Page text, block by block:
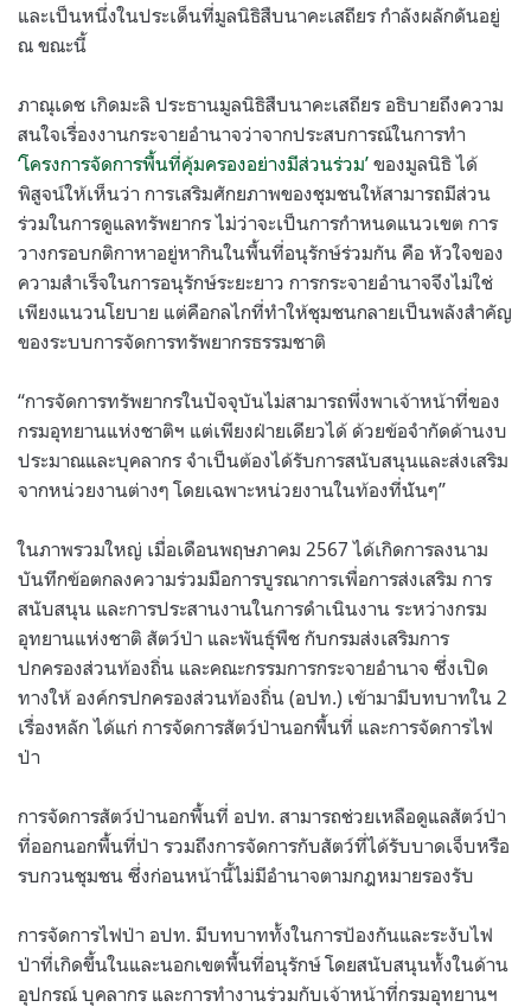
และเป็นหนึ่งในประเด็นที่มูลนิธิสืบนาคะเสถียร กำลังผลักดันอยู่
ณ ขณะนี้
ภาณุเดช เกิดมะลิ ประธานมูลนิธิสืบนาคะเสถียร อธิบายถึงความ
สนใจเรื่องงานกระจายอำนาจว่าจากประสบการณ์ในการทำ
‘โครงการจัดการพื้นที่คุ้มครองอย่างมีส่วนร่วม’ ของมูลนิธิ ได้
พิสูจน์ให้เห็นว่า การเสริมศักยภาพของชุมชนให้สามารถมีส่วน
ร่วมในการดูแลทรัพยากร ไม่ว่าจะเป็นการกำหนดแนวเขต การ
วางกรอบกติกาหาอยู่หากินในพื้นที่อนุรักษ์ร่วมกัน คือ หัวใจของ
ความสำเร็จในการอนุรักษ์ระยะยาว การกระจายอำนาจจึงไม่ใช่
เพียงแนวนโยบาย แต่คือกลไกที่ทำให้ชุมชนกลายเป็นพลังสำคัญ
ของระบบการจัดการทรัพยากรธรรมชาติ
“การจัดการทรัพยากรในปัจจุบันไม่สามารถพึ่งพาเจ้าหน้าที่ของ
กรมอุทยานแห่งชาติฯ แต่เพียงฝ่ายเดียวได้ ด้วยข้อจำกัดด้านงบ
ประมาณและบุคลากร จำเป็นต้องได้รับการสนับสนุนและส่งเสริม
จากหน่วยงานต่างๆ โดยเฉพาะหน่วยงานในท้องที่น้ันๆ”
ในภาพรวมใหญ่ เมื่อเดือนพฤษภาคม 2567 ได้เกิดการลงนาม
บันทึกข้อตกลงความร่วมมือการบูรณาการเพื่อการส่งเสริม การ
สนับสนุน และการประสานงานในการดำเนินงาน ระหว่างกรม
อุทยานแห่งชาติ สัตว์ป่า และพันธุ์พืช กับกรมส่งเสริมการ
ปกครองส่วนท้องถิ่น และคณะกรรมการกระจายอำนาจ ซึ่งเปิด
ทางให้ องค์กรปกครองส่วนท้องถิ่น (อปท.) เข้ามามีบทบาทใน 2
เรื่องหลัก ได้แก่ การจัดการสัตว์ป่านอกพื้นที่ และการจัดการไฟ
ป่า
การจัดการสัตว์ป่านอกพื้นที่ อปท. สามารถช่วยเหลือดูแลสัตว์ป่า
ที่ออกนอกพื้นที่ป่า รวมถึงการจัดการกับสัตว์ที่ได้รับบาดเจ็บหรือ
รบกวนชุมชน ซึ่งก่อนหน้านี้ไม่มีอำนาจตามกฎหมายรองรับ
การจัดการไฟป่า อปท. มีบทบาททั้งในการป้องกันและระงับไฟ
ป่าที่เกิดขึ้นในและนอกเขตพื้นที่อนุรักษ์ โดยสนับสนุนทั้งในด้าน
อุปกรณ์ บุคลากร และการทำงานร่วมกับเจ้าหน้าที่กรมอุทยานฯ